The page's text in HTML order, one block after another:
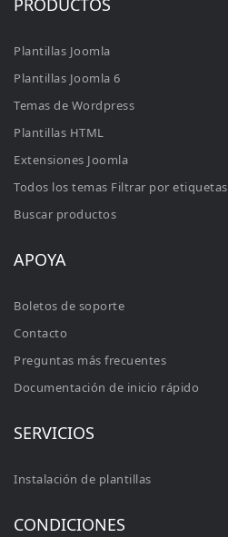
PRODUCTOS
Plantillas Joomla
Plantillas Joomla 6
Temas de Wordpress
Plantillas HTML
Extensiones Joomla
Todos los temas Filtrar por etiquetas
Buscar productos
APOYA
Boletos de soporte
Contacto
Preguntas más frecuentes
Documentación de inicio rápido
SERVICIOS
Instalación de plantillas
CONDICIONES